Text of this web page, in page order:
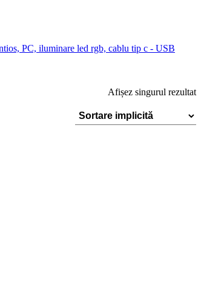
PC, iluminare led rgb, cablu tip c - USB
Afișez singurul rezultat